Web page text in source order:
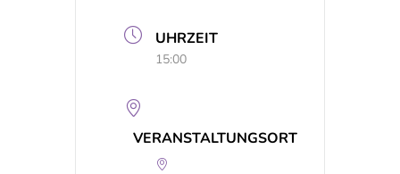
UHRZEIT
15:00
VERANSTALTUNGSORT